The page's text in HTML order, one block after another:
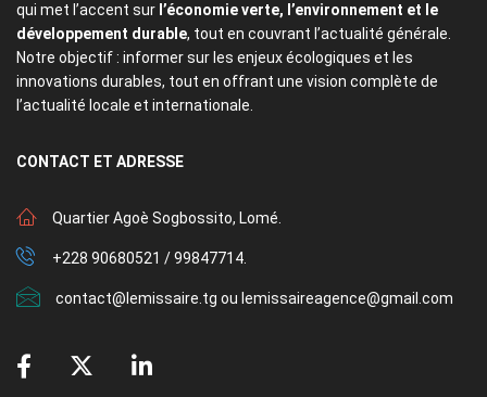
qui met l’accent sur l’économie verte, l’environnement et le
développement durable, tout en couvrant l’actualité générale.
Notre objectif : informer sur les enjeux écologiques et les
innovations durables, tout en offrant une vision complète de
l’actualité locale et internationale.
CONTACT ET ADRESSE
Quartier Agoè Sogbossito, Lomé.
+228 90680521 / 99847714.
contact@lemissaire.tg ou lemissaireagence@gmail.com